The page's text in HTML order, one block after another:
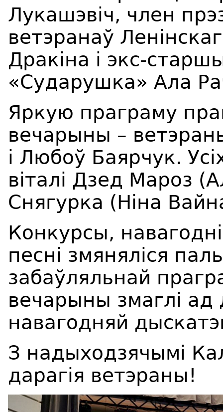
Лукашэвіч, член
ветэранаў
Дракіна і экс-
«Сударушка» Ала
Яркую праграму
вечарыны –
і Любоў Баярчук.
віталі Дзед Мароз
Снягурка (Ніна
Конкурсы,
песні змяняліся
забаўляльнай
вечарыны змаглі
навагодняй
З надыходзячымі
дарагія ветэраны!